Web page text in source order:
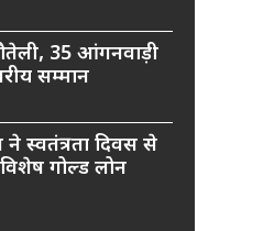
35 आंगनवाड़ी
सम्मान
दिवस से
गोल्ड लोन